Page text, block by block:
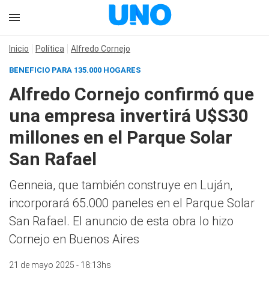
Inicio Política Alfredo Cornejo
BENEFICIO PARA 135.000 HOGARES
Alfredo Cornejo confirmó que
una empresa invertirá U$S30
millones en el Parque Solar
San Rafael
Genneia, que también construye en Luján,
incorporará 65.000 paneles en el Parque Solar
San Rafael. El anuncio de esta obra lo hizo
Cornejo en Buenos Aires
21 de mayo 2025 - 18:13hs